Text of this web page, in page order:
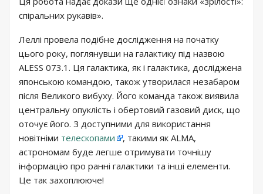
спіральних рукавів».
Леллі провела подібне дослідження на початку
цього року, поглянувши на галактику під назвою
ALESS 073.1. Ця галактика, як і галактика, досліджена
японською командою, також утворилася незабаром
після Великого вибуху. Його команда також виявила
центральну опуклість і обертовий газовий диск, що
оточує його. З доступними для використання
новітніми телескопами
, такими як ALMA,
астрономам буде легше отримувати точнішу
інформацію про ранні галактики та інші елементи.
Це так захоплююче!